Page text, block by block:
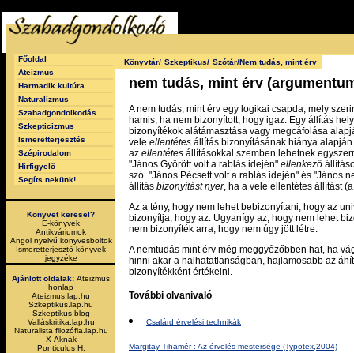
Főoldal
Ateizmus
Harmadik kultúra
Naturalizmus
Szabadgondolkodás
Szkepticizmus
Ismeretterjesztés
Szépirodalom
Hírfigyelő
Segíts nekünk!
Könyvet keresel?
E-könyvek
Antikváriumok
Angol nyelvű könyvesboltok
Ismeretterjesztő könyvek
jegyzéke
Ajánlott oldalak: Ateizmus
honlap
Ateizmus.lap.hu
Szkeptikus.lap.hu
Szkeptikus blog
Valláskritika.lap.hu
Naturalista filozófia.lap.hu
X-Aknák
Ponticulus H.
Könyvtár/ Szkeptikus/ Szótár/Nem tudás, mint érv
nem tudás, mint érv
A nem tudás, mint érv egy logikai csapda, mely
hamis, ha nem bizonyított, hogy igaz. Egy állítás
bizonyítékok alátámasztása vagy megcáfolása
vele ellentétes állítás bizonyításának hiánya
az ellentétes állításokkal szemben lehetnek
"János Győrött volt a rablás idején" ellenkező
szó. "János Pécsett volt a rablás idején" és "János
állítás bizonyítást nyer, ha a vele ellentétes állítást
Az a tény, hogy nem lehet bebizonyítani, hogy az
bizonyítja, hogy az. Ugyanígy az, hogy nem lehet
nem bizonyíték arra, hogy nem úgy jött létre.
A nemtudás mint érv még meggyőzőbben hat, ha
hinni akar a halhatatlanságban, hajlamosabb az
bizonyítékként értékelni.
További olvanivaló
Csalárd érvelési technikák
Margitay Tihamér : Az érvelés mestersége (Typotex,2004)